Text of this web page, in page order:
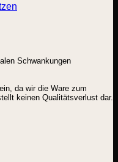
Schwankungen
da wir die Ware zum
keinen Qualitätsverlust dar.